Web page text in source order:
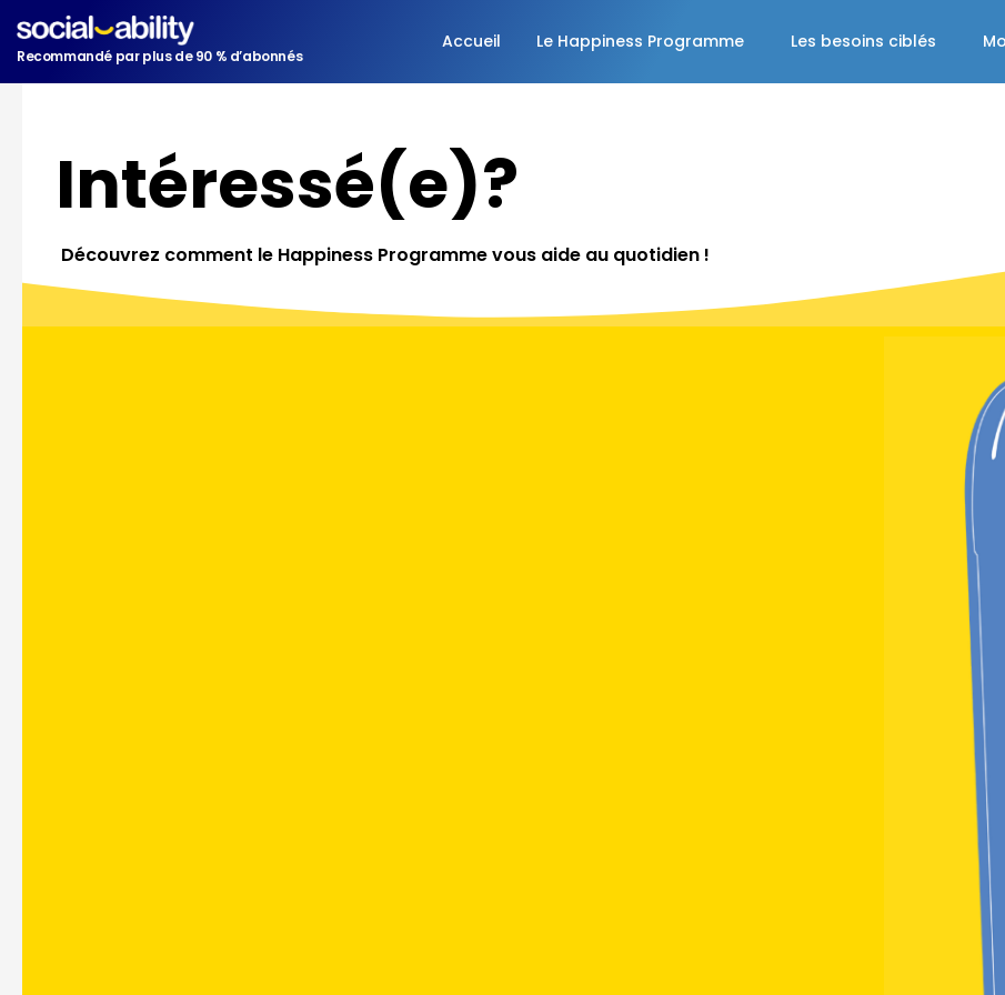
au
contenu
Recommandé par plus de 90 % d’abonnés
Accueil Le Happiness Programme Les besoins ciblés
Intéressé(e)?
Découvrez comment le Happiness Programmevous aide au quotidien !